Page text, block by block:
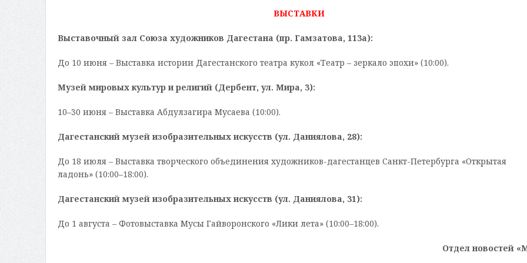
ВЫСТАВКИ
Выставочный зал Союза художников Дагестана (пр. Гамзатова, 113а):
До 10 июня – Выставка истории Дагестанского театра кукол «Театр – зеркало эпохи» (10:00).
Музей мировых культур и религий (Дербент, ул. Мира, 3):
10–30 июня – Выставка Абдулзагира Мусаева (10:00).
Дагестанский музей изобразительных искусств (ул. Даниялова, 28):
До 18 июля – Выставка творческого объединения художников-дагестанцев Санкт-Петербурга «Открытая
ладонь» (10:00–18:00).
Дагестанский музей изобразительных искусств (ул. Даниялова, 31):
До 1 августа – Фотовыставка Мусы Гайворонского «Лики лета» (10:00–18:00).
Отдел новостей